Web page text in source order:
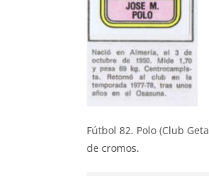
Fútbol 82. Polo (Club
de cromos.